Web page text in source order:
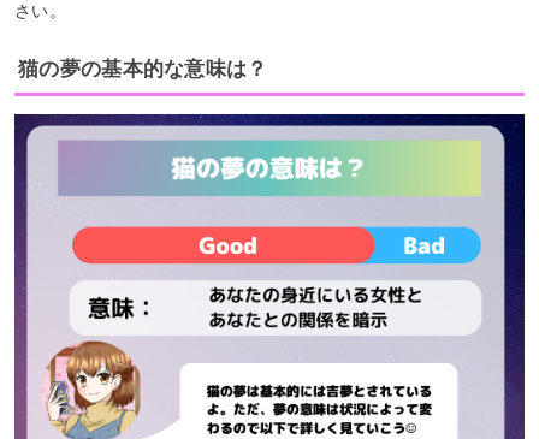
さい。
猫の夢の基本的な意味は？